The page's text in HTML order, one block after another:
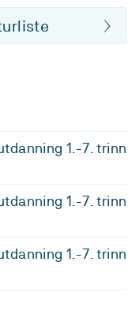
1.-7. trinn
1.-7. trinn
1.-7. trinn